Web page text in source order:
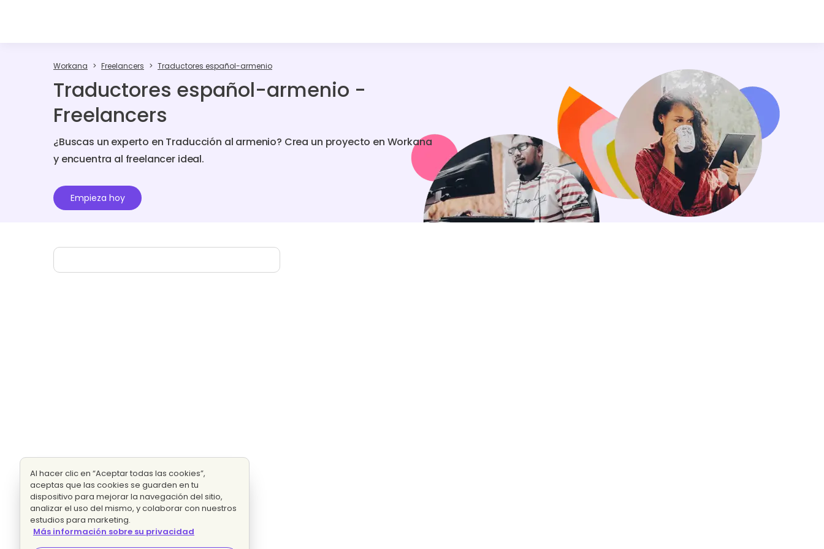
Workana Freelancers Traductores español-armenio
Traductores español-armenio -
Freelancers
¿Buscas un experto en Traducción al armenio? Crea un proyecto en Workana
y encuentra al freelancer ideal.
Empieza hoy
Al hacer clic en “Aceptar todas las cookies”,
aceptas que las cookies se guarden en tu
dispositivo para mejorar la navegación del sitio,
analizar el uso del mismo, y colaborar con nuestros
estudios para marketing.
Más información sobre su privacidad